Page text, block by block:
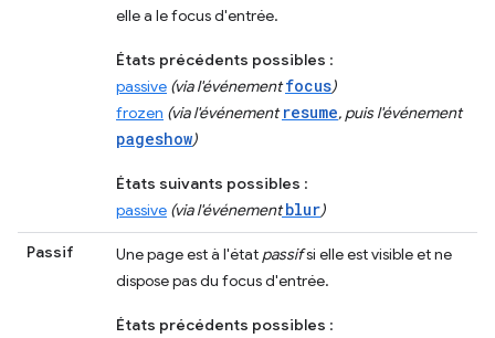
elle a le focus d'entrée.
États précédents possibles :
passive (via l'événementfocus)
frozen (via l'événementresume, puis l'événement
pageshow)
États suivants possibles :
passive (via l'événement blur)
Passif Une page est à l'état passifsi elle est visible et ne
dispose pas du focus d'entrée.
États précédents possibles :